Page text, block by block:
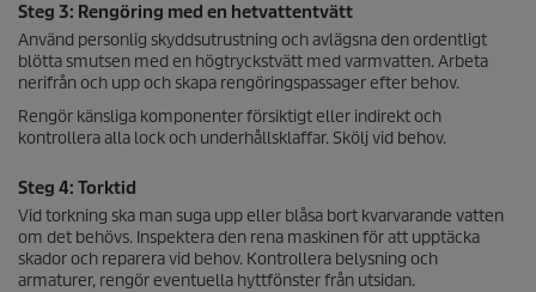
Steg 3: Rengöring med en hetvattentvätt
Använd personlig skyddsutrustning och avlägsna den ordentligt
blötta smutsen med en högtryckstvätt med varmvatten. Arbeta
nerifrån och upp och skapa rengöringspassager efter behov.
Rengör känsliga komponenter försiktigt eller indirekt och
kontrollera alla lock och underhållsklaffar. Skölj vid behov.
Steg 4: Torktid
Vid torkning ska man suga upp eller blåsa bort kvarvarande vatten
om det behövs. Inspektera den rena maskinen för att upptäcka
skador och reparera vid behov. Kontrollera belysning och
armaturer, rengör eventuella hyttfönster från utsidan.